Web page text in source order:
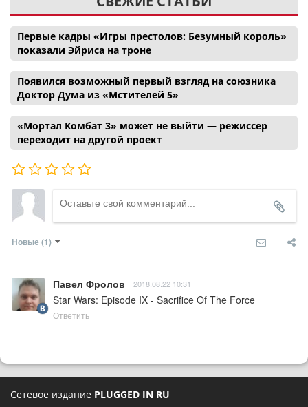
Первые кадры «Игры престолов: Безумный король»
показали Эйриса на троне
Появился возможный первый взгляд на союзника
Доктор Дума из «Мстителей 5»
«Мортал Комбат 3» может не выйти — режиссер
переходит на другой проект
Новые (1)
Павел Фролов 2018.08.22 10:31
Star Wars: Episode IX - Sacrifice Of The Force
Ответить
Сетевое издание PLUGGED IN RU